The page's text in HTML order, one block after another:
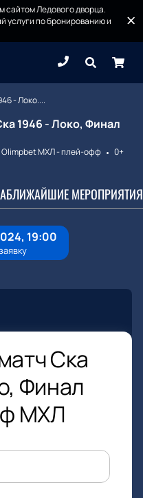
сайтом Ледового дворца.
услуги по бронированию и
- Локо....
1946 - Локо, Финал
Olimpbet МХЛ - плей-офф
0+
БЛИЖАЙШИЕ МЕРОПРИЯТИЯ
Ска
Финал
МХЛ